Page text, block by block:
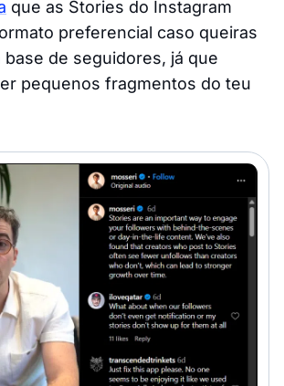
que as Stories do Instagram
preferencial caso queiras
base de seguidores, já que
pequenos fragmentos do teu